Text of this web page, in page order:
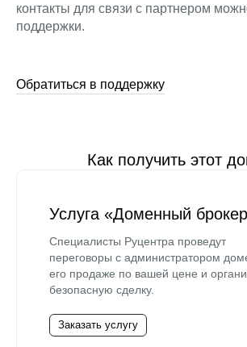
контакты для связи с партнером
поддержки.
Обратиться в поддержку
Как получить этот
Услуга «Доменный
Специалисты Руцентра проведут
переговоры с администратором
его продаже по вашей цене и
безопасную сделку.
Заказать услугу